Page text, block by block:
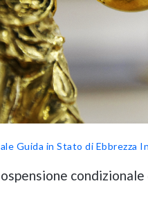
Guida in Stato di Ebbrezza